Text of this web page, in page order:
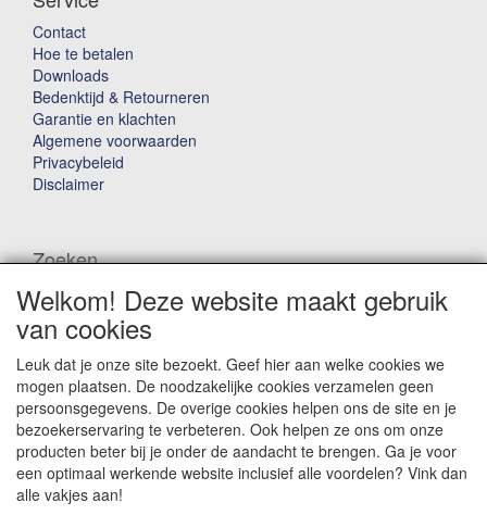
Contact
Hoe te betalen
Downloads
Bedenktijd & Retourneren
Garantie en klachten
Algemene voorwaarden
Privacybeleid
Disclaimer
Zoeken
Waar ben je naar op zoek?
Winkelwagen
Welkom! Deze website maakt gebruik
van cookies
Leuk dat je onze site bezoekt. Geef hier aan welke cookies we
mogen plaatsen. De noodzakelijke cookies verzamelen geen
persoonsgegevens. De overige cookies helpen ons de site en je
bezoekerservaring te verbeteren. Ook helpen ze ons om onze
producten beter bij je onder de aandacht te brengen. Ga je voor
een optimaal werkende website inclusief alle voordelen? Vink dan
alle vakjes aan!